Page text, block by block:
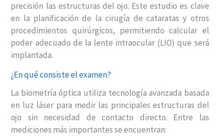
precisión las estructuras del ojo. Este estudio es clave
en la planificación de la cirugía de cataratas y otros
procedimientos quirúrgicos, permitiendo calcular el
poder adecuado de la lente intraocular (LIO) que será
implantada.
¿En qué consiste el examen?
La biometría óptica utiliza tecnología avanzada basada
en luz láser para medir las principales estructuras del
ojo sin necesidad de contacto directo. Entre las
mediciones más importantes se encuentran: